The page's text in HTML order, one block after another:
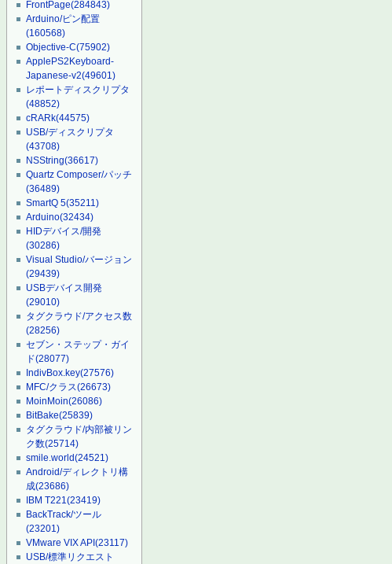
FrontPage(284843)
Arduino/ピン配置
(160568)
Objective-C(75902)
ApplePS2Keyboard-
Japanese-v2(49601)
レポートディスクリプタ
(48852)
cRARk(44575)
USB/ディスクリプタ
(43708)
NSString(36617)
Quartz Composer/パッチ
(36489)
SmartQ 5(35211)
Arduino(32434)
HIDデバイス/開発
(30286)
Visual Studio/バージョン
(29439)
USBデバイス開発
(29010)
タグクラウド/アクセス数
(28256)
セブン・ステップ・ガイ
ド(28077)
IndivBox.key(27576)
MFC/クラス(26673)
MoinMoin(26086)
BitBake(25839)
タグクラウド/内部被リン
ク数(25714)
smile.world(24521)
Android/ディレクトリ構
成(23686)
IBM T221(23419)
BackTrack/ツール
(23201)
VMware VIX API(23117)
USB/標準リクエスト